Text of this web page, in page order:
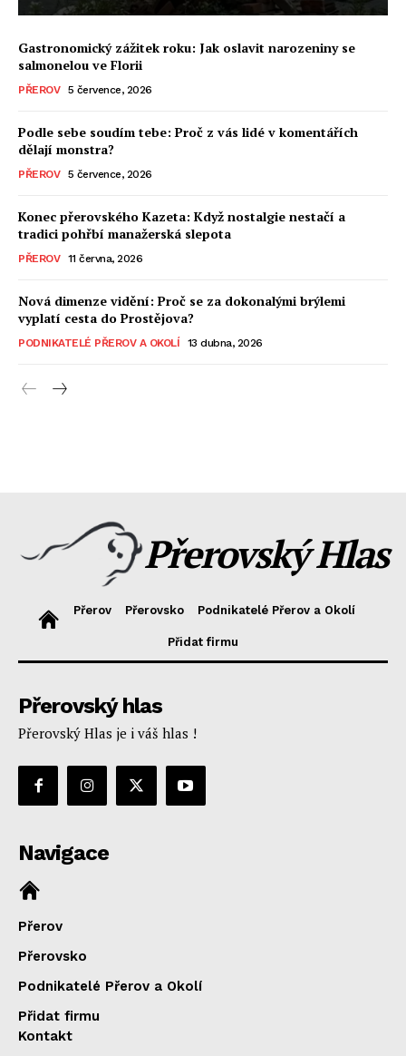
Gastronomický zážitek roku: Jak oslavit narozeniny se
salmonelou ve Florii
PŘEROV 5 července, 2026
Podle sebe soudím tebe: Proč z vás lidé v komentářích
dělají monstra?
PŘEROV 5 července, 2026
Konec přerovského Kazeta: Když nostalgie nestačí a
tradici pohřbí manažerská slepota
PŘEROV 11 června, 2026
Nová dimenze vidění: Proč se za dokonalými brýlemi
vyplatí cesta do Prostějova?
PODNIKATELÉ PŘEROV A OKOLÍ 13 dubna, 2026
Přerovský Hlas
Přerov Přerovsko Podnikatelé Přerov a Okolí
Přidat firmu
Přerovský hlas
Přerovský Hlas je i váš hlas !
Navigace
Přerov
Přerovsko
Podnikatelé Přerov a Okolí
Přidat firmu
Kontakt